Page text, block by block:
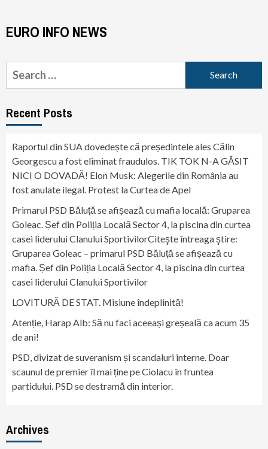
EURO INFO NEWS
Search
for:
Recent Posts
Raportul din SUA dovedește că președintele ales Călin
Georgescu a fost eliminat fraudulos. TIK TOK N-A GĂSIT
NICI O DOVADĂ! Elon Musk: Alegerile din România au
fost anulate ilegal. Protest la Curtea de Apel
Primarul PSD Băluță se afișează cu mafia locală: Gruparea
Goleac. Șef din Poliția Locală Sector 4, la piscina din curtea
casei liderului Clanului SportivilorCiteşte întreaga ştire:
Gruparea Goleac – primarul PSD Băluță se afișează cu
mafia. Șef din Poliția Locală Sector 4, la piscina din curtea
casei liderului Clanului Sportivilor
LOVITURĂ DE STAT. Misiune îndeplinită!
Atenție, Harap Alb: Să nu faci aceeași greșeală ca acum 35
de ani!
PSD, divizat de suveranism și scandaluri interne. Doar
scaunul de premier îl mai ține pe Ciolacu în fruntea
partidului. PSD se destramă din interior.
Archives